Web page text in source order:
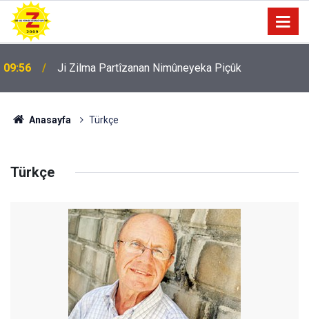
09:56 Ji Zilma Partîzanan Nimûneyeka Piçûk
Anasayfa Türkçe
Türkçe